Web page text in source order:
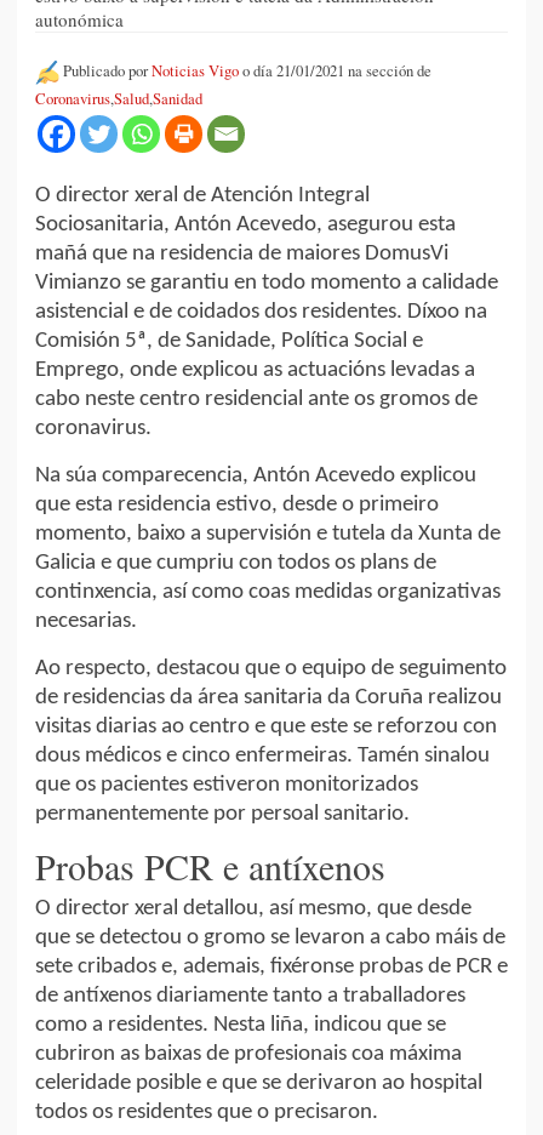
autonómica
Publicado porNoticias Vigoo día 21/01/2021 na sección de
Coronavirus,Salud,Sanidad
O director xeral de Atención Integral
Sociosanitaria, Antón Acevedo, asegurou esta
mañá que na residencia de maiores DomusVi
Vimianzo se garantiu en todo momento a calidade
asistencial e de coidados dos residentes. Díxoo na
Comisión 5ª, de Sanidade, Política Social e
Emprego, onde explicou as actuacións levadas a
cabo neste centro residencial ante os gromos de
coronavirus.
Na súa comparecencia, Antón Acevedo explicou
que esta residencia estivo, desde o primeiro
momento, baixo a supervisión e tutela da Xunta de
Galicia e que cumpriu con todos os plans de
continxencia, así como coas medidas organizativas
necesarias.
Ao respecto, destacou que o equipo de seguimento
de residencias da área sanitaria da Coruña realizou
visitas diarias ao centro e que este se reforzou con
dous médicos e cinco enfermeiras. Tamén sinalou
que os pacientes estiveron monitorizados
permanentemente por persoal sanitario.
Probas PCR e antíxenos
O director xeral detallou, así mesmo, que desde
que se detectou o gromo se levaron a cabo máis de
sete cribados e, ademais, fixéronse probas de PCR e
de antíxenos diariamente tanto a traballadores
como a residentes. Nesta liña, indicou que se
cubriron as baixas de profesionais coa máxima
celeridade posible e que se derivaron ao hospital
todos os residentes que o precisaron.